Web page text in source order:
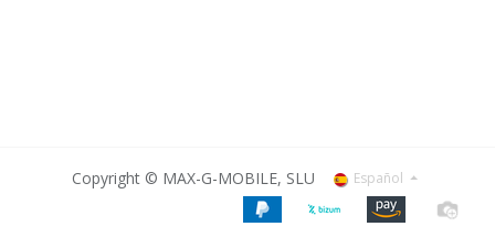
Copyright © MAX-G-MOBILE, SLU Español